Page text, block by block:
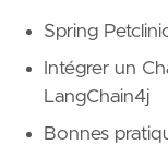
Spring
Intégrer un
LangChain4j
Bonnes